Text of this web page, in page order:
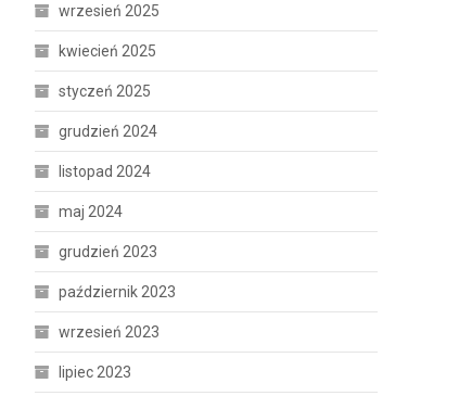
wrzesień 2025
kwiecień 2025
styczeń 2025
grudzień 2024
listopad 2024
maj 2024
grudzień 2023
październik 2023
wrzesień 2023
lipiec 2023